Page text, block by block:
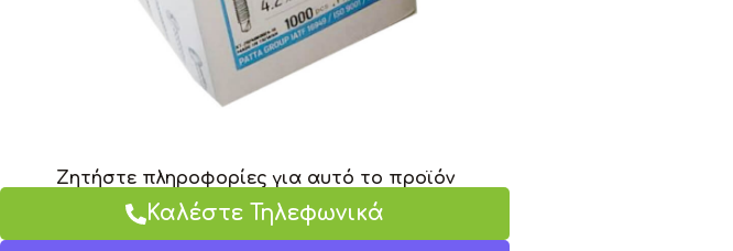
Ζητήστε πληροφορίες για αυτό το προϊόν
Καλέστε Τηλεφωνικά